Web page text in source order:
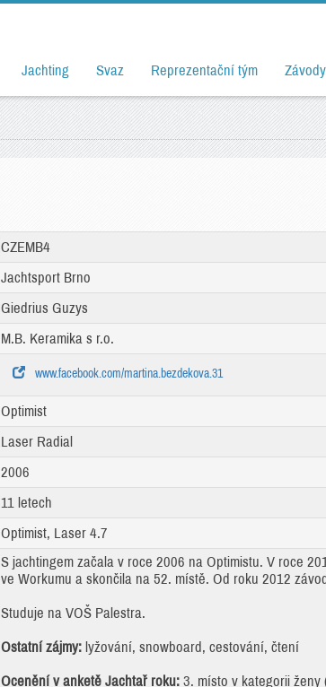
Jachting Svaz Reprezentační tým Závody
CZEMB4
Jachtsport Brno
Giedrius Guzys
M.B. Keramika s r.o.
www.facebook.com/martina.bezdekova.31
Optimist
Laser Radial
2006
11 letech
Optimist, Laser 4.7
S jachtingem začala v roce 2006 na Optimistu. V roce
ve Workumu a skončila na 52. místě. Od roku 2012
Studuje na VOŠ Palestra.
Ostatní zájmy: lyžování, snowboard, cestování, čtení
Ocenění v anketě Jachtař roku: 3. místo v kategorii ženy